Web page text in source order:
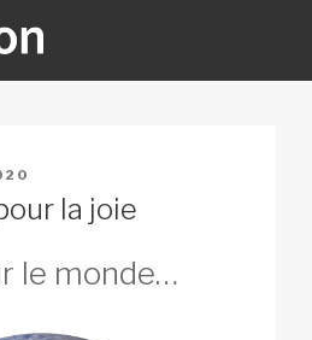
la joie
le monde…